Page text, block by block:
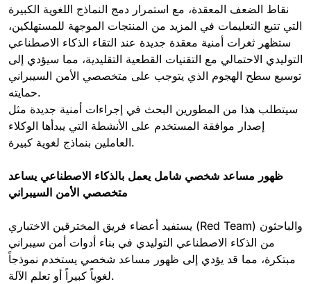
نقاط الضعف المعقدة، مع استمرار دمج النماذج اللغوية الكبيرة
التي تتبع التعليمات في المزيد من المنتجات الموجهة للمستهلكين،
ستظهر ثغرات أمنية معقدة جديدة عند التقاء الذكاء الاصطناعي
التوليدي الاحتمالي مع التقنيات القطعية التقليدية، مما سيؤدي إلى
توسيع سطح الهجوم الذي يتوجب على متخصصي الأمن السيبراني
حمايته.
سيتطلب هذا من المطورين البحث في إجراءات أمنية جديدة مثل
إصدار موافقة المستخدم على الأنشطة التي يبدأها الوكلاء
العاملين بنماذج لغوية كبيرة.
ظهور مساعد شخصي شامل يعمل بالذكاء الاصطناعي يساعد
متخصصي الأمن السيبراني
يستفيد أعضاء فريق المخترقين الاختباري (Red Team) والباحثون
من الذكاء الاصطناعي التوليدي في بناء أدوات أمن سيبراني
مبتكرة، مما قد يؤدي إلى ظهور مساعد شخصي يستخدم نموذجاً
لغوياً كبيراً أو تعلم الآلة.